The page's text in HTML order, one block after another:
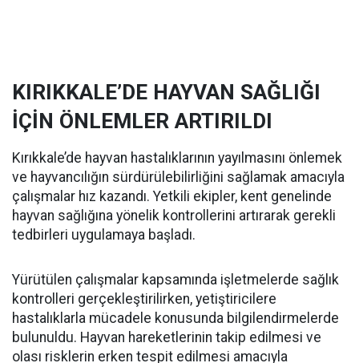
KIRIKKALE’DE HAYVAN SAĞLIĞI
İÇİN ÖNLEMLER ARTIRILDI
Kırıkkale’de hayvan hastalıklarının yayılmasını önlemek
ve hayvancılığın sürdürülebilirliğini sağlamak amacıyla
çalışmalar hız kazandı. Yetkili ekipler, kent genelinde
hayvan sağlığına yönelik kontrollerini artırarak gerekli
tedbirleri uygulamaya başladı.
Yürütülen çalışmalar kapsamında işletmelerde sağlık
kontrolleri gerçekleştirilirken, yetiştiricilere
hastalıklarla mücadele konusunda bilgilendirmelerde
bulunuldu. Hayvan hareketlerinin takip edilmesi ve
olası risklerin erken tespit edilmesi amacıyla